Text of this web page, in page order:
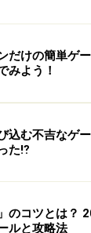
だけの簡単ゲ
みよう！
込む不吉なゲ
た⁉︎
」のコツとは？
ルと攻略法